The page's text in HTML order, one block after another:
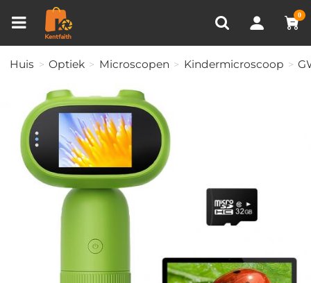
0
RECENT BEKEKEN
Huis Optiek Microscopen Kindermicroscoop